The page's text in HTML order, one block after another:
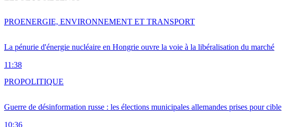
La pénurie d'énergie nucléaire en Hongrie ouvre la voie à la libéralisation du marché
11:38
PROENERGIE, ENVIRONNEMENT ET TRANSPORT
Guerre de désinformation russe : les élections municipales allemandes prises pour cible
10:36
PROPOLITIQUE